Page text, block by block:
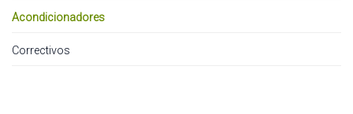
Acondicionadores
Correctivos